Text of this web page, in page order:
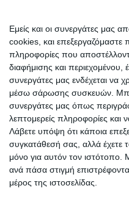
Εμείς και οι συνεργάτες μας
cookies, και επεξεργαζόμαστε
πληροφορίες που
διαφήμισης και
συνεργάτες μας ενδέχεται να
μέσω σάρωσης συσκευών.
συνεργάτες μας όπως
λεπτομερείς πληροφορίες και
Λάβετε υπόψη ότι κάποια
συγκατάθεσή σας, αλλά έχετε
μόνο για αυτόν τον ιστότοπο.
ανά πάσα στιγμή
μέρος της ιστοσελίδας.